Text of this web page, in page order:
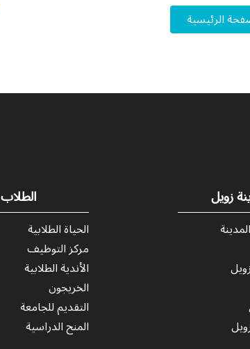
الرئيسية
زويل الطلاب
الحياة الطلابية
مركز التوظيف
الأندية الطلابية
الخريجون
التقديم للجامعة
المنح الدراسية